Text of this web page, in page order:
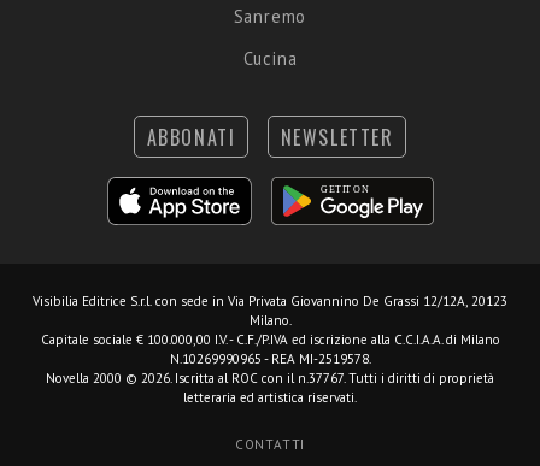
Sanremo
Cucina
ABBONATI NEWSLETTER
Visibilia Editrice S.r.l. con sede in Via Privata Giovannino De Grassi 12/12A, 20123
Milano.
Capitale sociale € 100.000,00 I.V. - C.F./P.IVA ed iscrizione alla C.C.I.A.A. di Milano
N.10269990965 - REA MI-2519578.
Novella 2000 © 2026. Iscritta al ROC con il n.37767. Tutti i diritti di proprietà
letteraria ed artistica riservati.
CONTATTI